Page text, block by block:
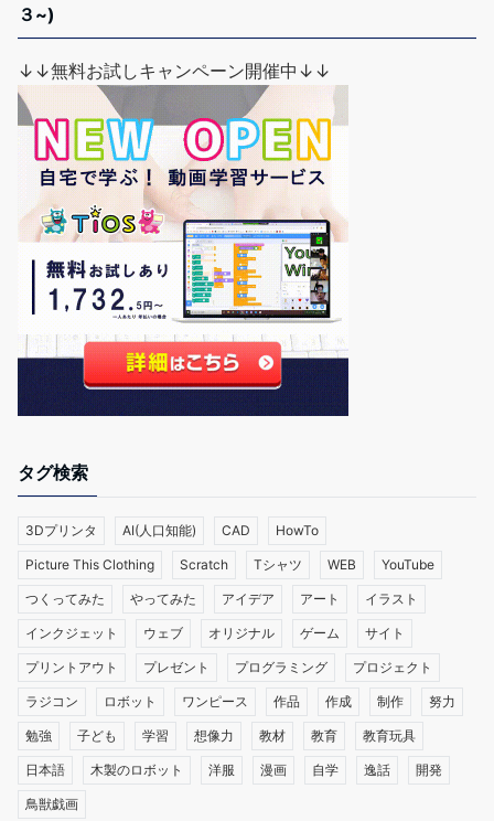
３~)
↓↓無料お試しキャンペーン開催中↓↓
タグ検索
3Dプリンタ AI(人口知能) CAD HowTo
Picture This Clothing Scratch Tシャツ WEB YouTube
つくってみた やってみた アイデア アート イラスト
インクジェット ウェブ オリジナル ゲーム サイト
プリントアウト プレゼント プログラミング プロジェクト
ラジコン ロボット ワンピース 作品 作成 制作 努力
勉強 子ども 学習 想像力 教材 教育 教育玩具
日本語 木製のロボット 洋服 漫画 自学 逸話 開発
鳥獣戯画